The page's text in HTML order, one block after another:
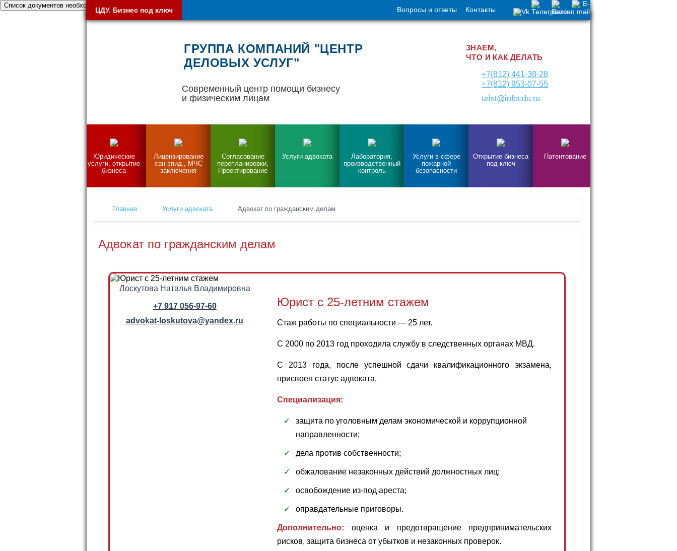
Список документов необходимых при открытии бизнеса
ЦДУ. Бизнес под ключ Вопросы и ответы Контакты
ГРУППА КОМПАНИЙ "ЦЕНТР
ДЕЛОВЫХ УСЛУГ"
Современный центр помощи бизнесу
и физическим лицам
ЗНАЕМ,
ЧТО И КАК ДЕЛАТЬ
+7(812) 441-38-28
+7(812) 953-07-55
urist@infocdu.ru
Юридические
услуги, открытие
бизнеса
Лицензирование
сан-эпид., МЧС
заключения
Согласование
перепланировки,
Проектирование
Услуги адвоката
Лаборатория,
производственный
контроль
Услуги в сфере
пожарной
безопасности
Открытие бизнеса
под ключ
Патентование
Главная Услуги адвоката Адвокат по гражданским делам
Адвокат по гражданским делам
Лоскутова Наталья Владимировна
+7 917 056-97-60
advokat-loskutova@yandex.ru
Юрист с 25‑летним стажем
Стаж работы по специальности — 25 лет.
С 2000 по 2013 год проходила службу в следственных органах МВД.
С 2013 года, после успешной сдачи квалификационного экзамена,
присвоен статус адвоката.
Специализация:
защита по уголовным делам экономической и коррупционной
направленности;
дела против собственности;
обжалование незаконных действий должностных лиц;
освобождение из‑под ареста;
оправдательные приговоры.
Дополнительно: оценка и предотвращение предпринимательских
рисков, защита бизнеса от убытков и незаконных проверок.